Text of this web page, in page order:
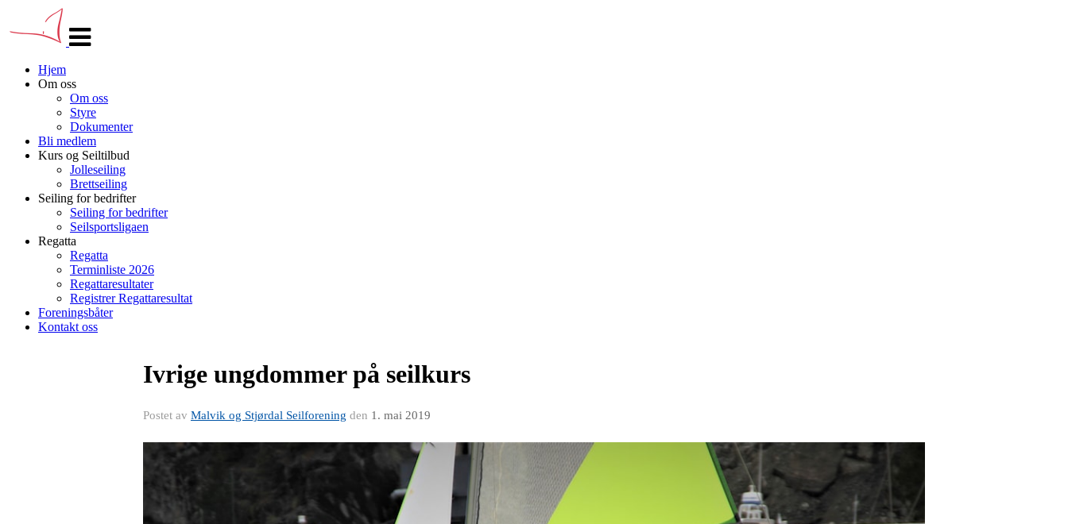
navigasjon
Hjem
Om oss
Om oss
Styre
Dokumenter
Bli medlem
Kurs og Seiltilbud
Jolleseiling
Brettseiling
Seiling for bedrifter
Seiling for bedrifter
Seilsportsligaen
Regatta
Regatta
Terminliste 2026
Regattaresultater
Registrer Regattaresultat
Foreningsbåter
Kontakt oss
Ivrige ungdommer på seilkurs
Postet av Malvik og Stjørdal Seilforening den 1. mai 2019